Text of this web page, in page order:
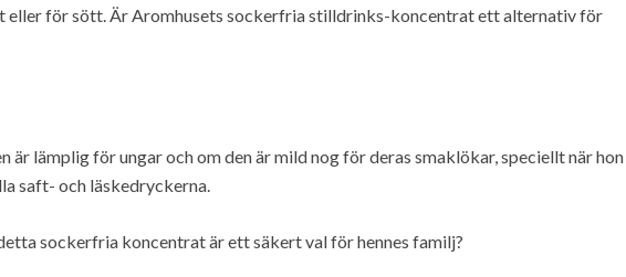
eller för sött. Är Aromhusets sockerfria stilldrinks-koncentrat ett alternativ för
är lämplig för ungar och om den är mild nog för deras smaklökar, speciellt när hon
saft- och läskedryckerna.
sockerfria koncentrat är ett säkert val för hennes familj?